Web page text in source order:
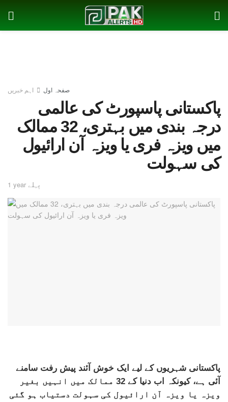
صفحہ اول اہم خبریں
پاکستانی پاسپورٹ کی عالمی
درجہ بندی میں بہتری، 32 ممالک
میں ویزہ فری یا ویزہ آن ارائیول
کی سہولت
1 year پہلے
پاکستانی شہریوں کے لیے ایک خوش آئند پیش رفت سامنے
آئی ہے، کیونکہ اب دنیا کے 32 ممالک میں انہیں بغیر
ویزہ یا ویزہ آن ارائیول کی سہولت دستیاب ہو گئی